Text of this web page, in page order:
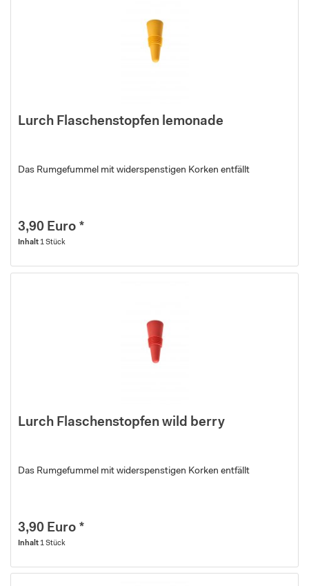
Lurch Flaschenstopfen lemonade
Das Rumgefummel mit widerspenstigen Korken entfällt
3,90 Euro *
Inhalt 1 Stück
Lurch Flaschenstopfen wild berry
Das Rumgefummel mit widerspenstigen Korken entfällt
3,90 Euro *
Inhalt 1 Stück